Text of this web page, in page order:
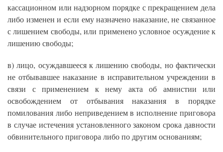
кассационном или надзорном порядке с прекращением дела
либо изменен и если ему назначено наказание, не связанное
с лишением свободы, или применено условное осуждение к
лишению свободы;
в) лицо, осуждавшееся к лишению свободы, но фактически
не отбывавшее наказание в исправительном учреждении в
связи с применением к нему акта об амнистии или
освобождением от отбывания наказания в порядке
помилования либо неприведением в исполнение приговора
в случае истечения установленного законом срока давности
обвинительного приговора либо по другим основаниям;